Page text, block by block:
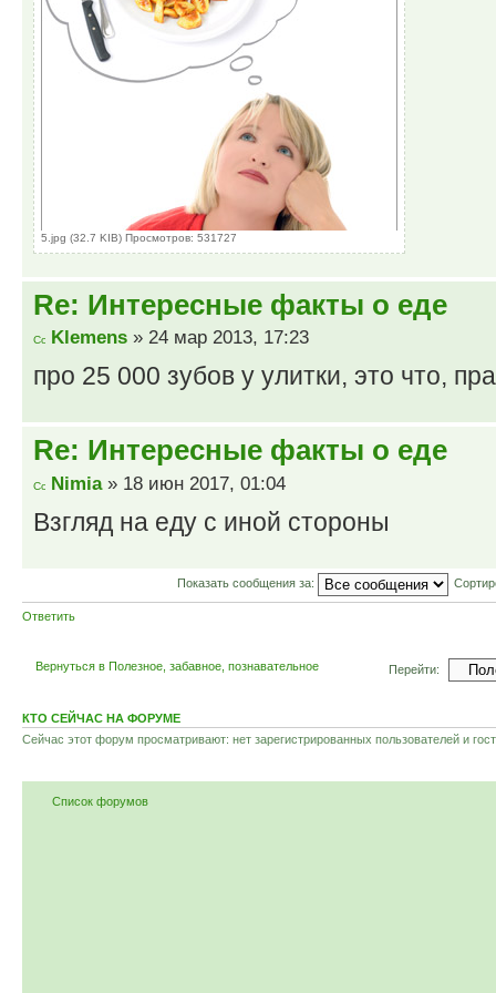
5.jpg (32.7 KIB) Просмотров: 531727
Re: Интересные факты о еде
Klemens » 24 мар 2013, 17:23
про 25 000 зубов у улитки, это что,
Re: Интересные факты о еде
Nimia» 18 июн 2017, 01:04
Взгляд на еду с иной стороны
Показать сообщения за:
Ответить
Вернуться в Полезное, забавное, познавательное Перейти:
КТО СЕЙЧАС НА ФОРУМЕ
Сейчас этот форум просматривают: нет зарегистрированных пользователей и
Список форумов